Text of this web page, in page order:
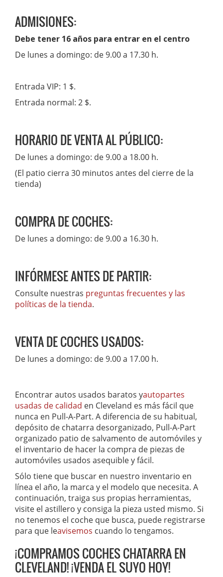
ADMISIONES:
Debe tener 16 años para entrar en el centro
De lunes a domingo: de 9.00 a 17.30 h.
Entrada VIP: 1 $.
Entrada normal: 2 $.
HORARIO DE VENTA AL PÚBLICO:
De lunes a domingo: de 9.00 a 18.00 h.
(El patio cierra 30 minutos antes del cierre de la
tienda)
COMPRA DE COCHES:
De lunes a domingo: de 9.00 a 16.30 h.
INFÓRMESE ANTES DE PARTIR:
Consulte nuestras preguntas frecuentes y las
políticas de la tienda.
VENTA DE COCHES USADOS:
De lunes a domingo: de 9.00 a 17.00 h.
Encontrar autos usados baratos yautopartes
usadas de calidad en Cleveland es más fácil que
nunca en Pull-A-Part. A diferencia de su habitual,
depósito de chatarra desorganizado, Pull-A-Part
organizado patio de salvamento de automóviles y
el inventario de hacer la compra de piezas de
automóviles usados asequible y fácil.
Sólo tiene que buscar en nuestro inventario en
línea el año, la marca y el modelo que necesita. A
continuación, traiga sus propias herramientas,
visite el astillero y consiga la pieza usted mismo. Si
no tenemos el coche que busca, puede registrarse
para que leavisemos cuando lo tengamos.
¡COMPRAMOS COCHES CHATARRA EN
CLEVELAND! ¡VENDA EL SUYO HOY!